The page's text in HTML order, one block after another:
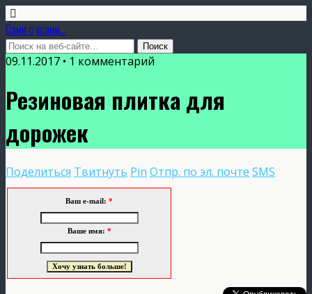
Сами с усами...
09.11.2017 • 1 комментарий
Резиновая плитка для
дорожек
Поделиться Твитнуть Pin Отпр. по эл. почте SMS
Ваш e-mail: *
Ваше имя: *